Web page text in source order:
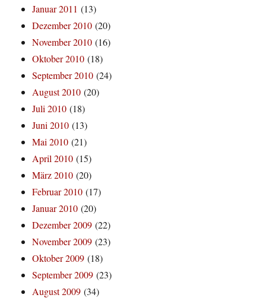
Januar 2011 (13)
Dezember 2010 (20)
November 2010 (16)
Oktober 2010 (18)
September 2010 (24)
August 2010 (20)
Juli 2010 (18)
Juni 2010 (13)
Mai 2010 (21)
April 2010 (15)
März 2010 (20)
Februar 2010 (17)
Januar 2010 (20)
Dezember 2009 (22)
November 2009 (23)
Oktober 2009 (18)
September 2009 (23)
August 2009 (34)